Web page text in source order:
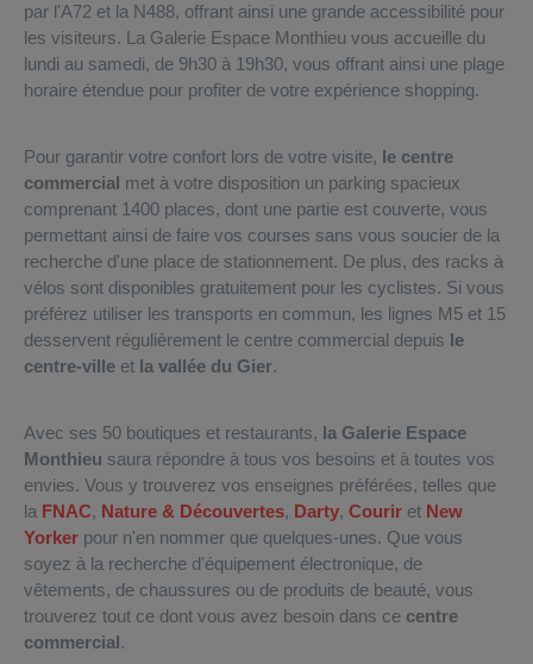
par l'A72 et la N488, offrant ainsi une grande accessibilité pour
les visiteurs. La Galerie Espace Monthieu vous accueille du
lundi au samedi, de 9h30 à 19h30, vous offrant ainsi une plage
horaire étendue pour profiter de votre expérience shopping.
Pour garantir votre confort lors de votre visite, le centre
commercial met à votre disposition un parking spacieux
comprenant 1400 places, dont une partie est couverte, vous
permettant ainsi de faire vos courses sans vous soucier de la
recherche d'une place de stationnement. De plus, des racks à
vélos sont disponibles gratuitement pour les cyclistes. Si vous
préférez utiliser les transports en commun, les lignes M5 et 15
desservent régulièrement le centre commercial depuis le
centre-ville et la vallée du Gier.
Avec ses 50 boutiques et restaurants, la Galerie Espace
Monthieu saura répondre à tous vos besoins et à toutes vos
envies. Vous y trouverez vos enseignes préférées, telles que
la FNAC, Nature & Découvertes, Darty, Courir et New
Yorker pour n'en nommer que quelques-unes. Que vous
soyez à la recherche d'équipement électronique, de
vêtements, de chaussures ou de produits de beauté, vous
trouverez tout ce dont vous avez besoin dans ce centre
commercial.